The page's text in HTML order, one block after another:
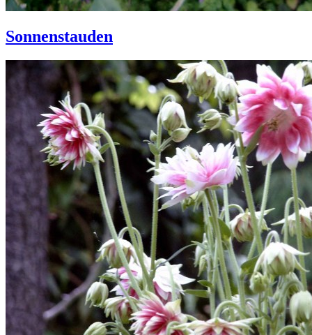
Sonnenstauden